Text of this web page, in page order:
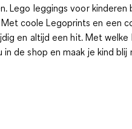
Lego leggings voor
Met coole Legoprints en een
en altijd een hit. Met
de shop en maak je kind blij